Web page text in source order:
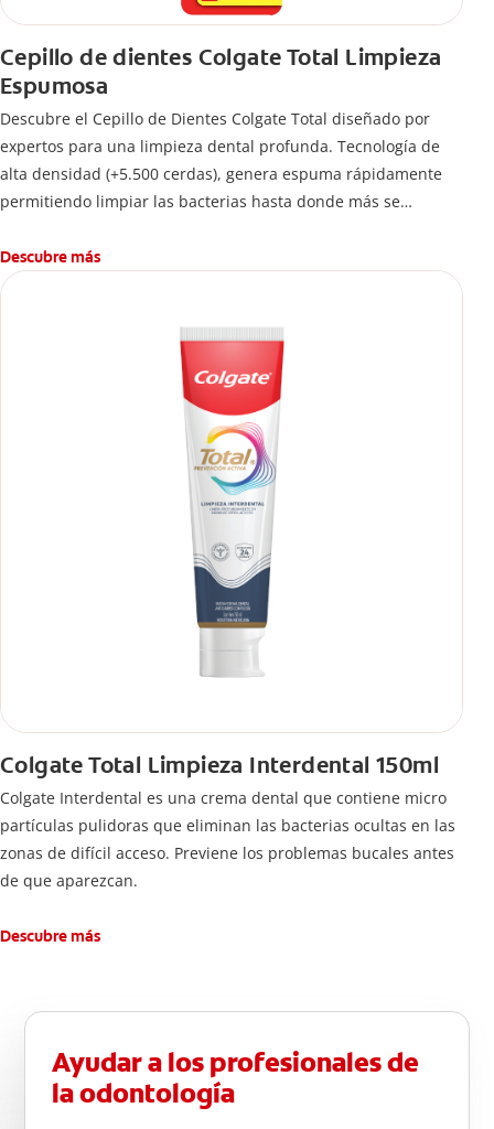
Cepillo de dientes Colgate Total Limpieza
Espumosa
Descubre el Cepillo de Dientes Colgate Total diseñado por
expertos para una limpieza dental profunda. Tecnología de
alta densidad (+5.500 cerdas), genera espuma rápidamente
permitiendo limpiar las bacterias hasta donde más se
Descubre más
Colgate Total Limpieza Interdental 150ml
Colgate Interdental es una crema dental que contiene micro
partículas pulidoras que eliminan las bacterias ocultas en las
zonas de difícil acceso. Previene los problemas bucales antes
de que aparezcan.
Descubre más
Ayudar a los profesionales de
la odontología